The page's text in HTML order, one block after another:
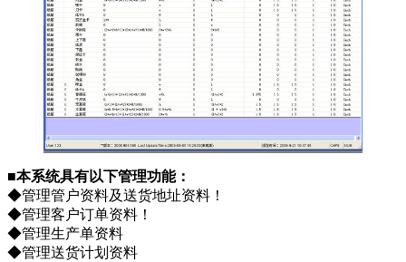
■本系统具有以下管理功能：
◆管理管户资料及送货地址资料！
◆管理客户订单资料！
◆管理生产单资料
◆管理送货计划资料